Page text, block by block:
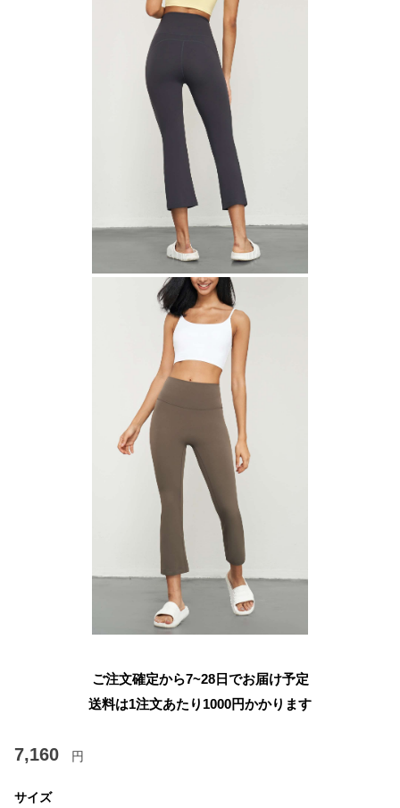
ご注文確定から7~28日でお届け予定
送料は1注文あたり 1000円かかります
7,160 円
サイズ